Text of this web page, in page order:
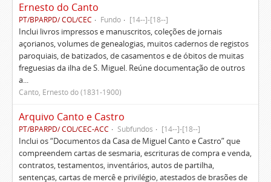
Ernesto do Canto
PT/BPARPD/ COL/CEC Fundo [14--]-[18--]
Inclui livros impressos e manuscritos, coleções de jornais
açorianos, volumes de genealogias, muitos cadernos de registos
paroquiais, de batizados, de casamentos e de óbitos de muitas
freguesias da ilha de S. Miguel. Reúne documentação de outros
a...
Canto, Ernesto do (1831-1900)
Arquivo Canto e Castro
PT/BPARPD/ COL/CEC-ACC Subfundos [14--]-[18--]
Inclui os “Documentos da Casa de Miguel Canto e Castro” que
compreendem cartas de sesmaria, escrituras de compra e venda,
contratos, testamentos, inventários, autos de partilha,
sentenças, cartas de mercê e privilégio, atestados de brasões de